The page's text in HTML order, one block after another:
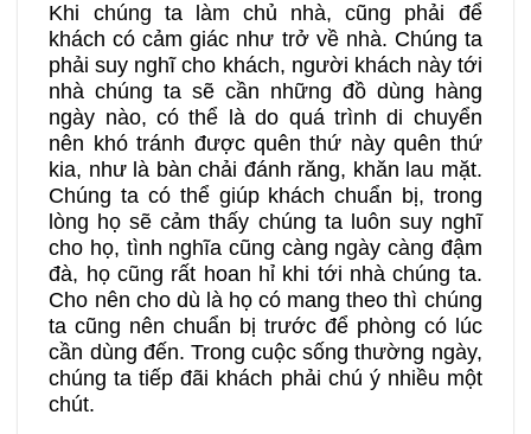
Khi chúng ta làm chủ nhà, cũng phải để
khách có cảm giác như trở về nhà. Chúng ta
phải suy nghĩ cho khách, người khách này tới
nhà chúng ta sẽ cần những đồ dùng hàng
ngày nào, có thể là do quá trình di chuyển
nên khó tránh được quên thứ này quên thứ
kia, như là bàn chải đánh răng, khăn lau mặt.
Chúng ta có thể giúp khách chuẩn bị, trong
lòng họ sẽ cảm thấy chúng ta luôn suy nghĩ
cho họ, tình nghĩa cũng càng ngày càng đậm
đà, họ cũng rất hoan hỉ khi tới nhà chúng ta.
Cho nên cho dù là họ có mang theo thì chúng
ta cũng nên chuẩn bị trước để phòng có lúc
cần dùng đến. Trong cuộc sống thường ngày,
chúng ta tiếp đãi khách phải chú ý nhiều một
chút.